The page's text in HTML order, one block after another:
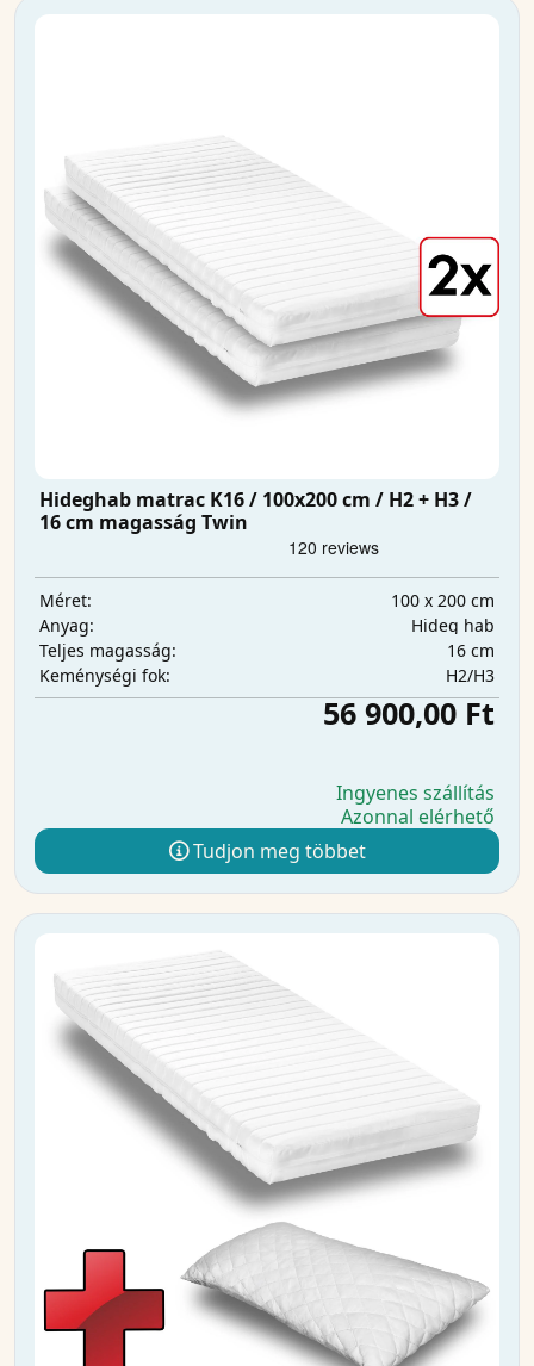
Hideghab matrac K16 / 100x200 cm / H2 + H3 /
16 cm magasság Twin
Méret:
100 x 200 cm
Anyag:
Hideg hab
Teljes magasság:
16 cm
Keménységi fok:
H2/H3
56 900,00 Ft
Ingyenes szállítás
Azonnal elérhető
Tudjon meg többet